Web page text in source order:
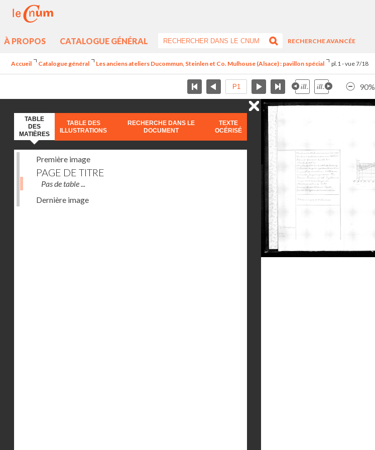
À PROPOS CATALOGUE GÉNÉRAL
RECHERCHE AVANCÉE
Accueil Catalogue général Les anciens ateliers Ducommun, Steinlen et Co. Mulhouse (Alsace) : pavillon spécial pl.1 - vue 7/18
90%
TABLE
DES
MATIÈRES
TABLE DES
ILLUSTRATIONS
RECHERCHE DANS LE
DOCUMENT
TEXTE
OCÉRISÉ
Première image
PAGE DE TITRE
Pas de table ...
Dernière image